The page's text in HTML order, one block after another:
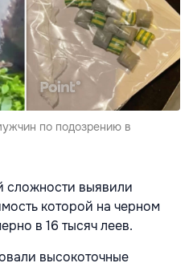
по подозрению в
сложности выявили
которой на черном
в 16 тысяч леев.
высокоточные